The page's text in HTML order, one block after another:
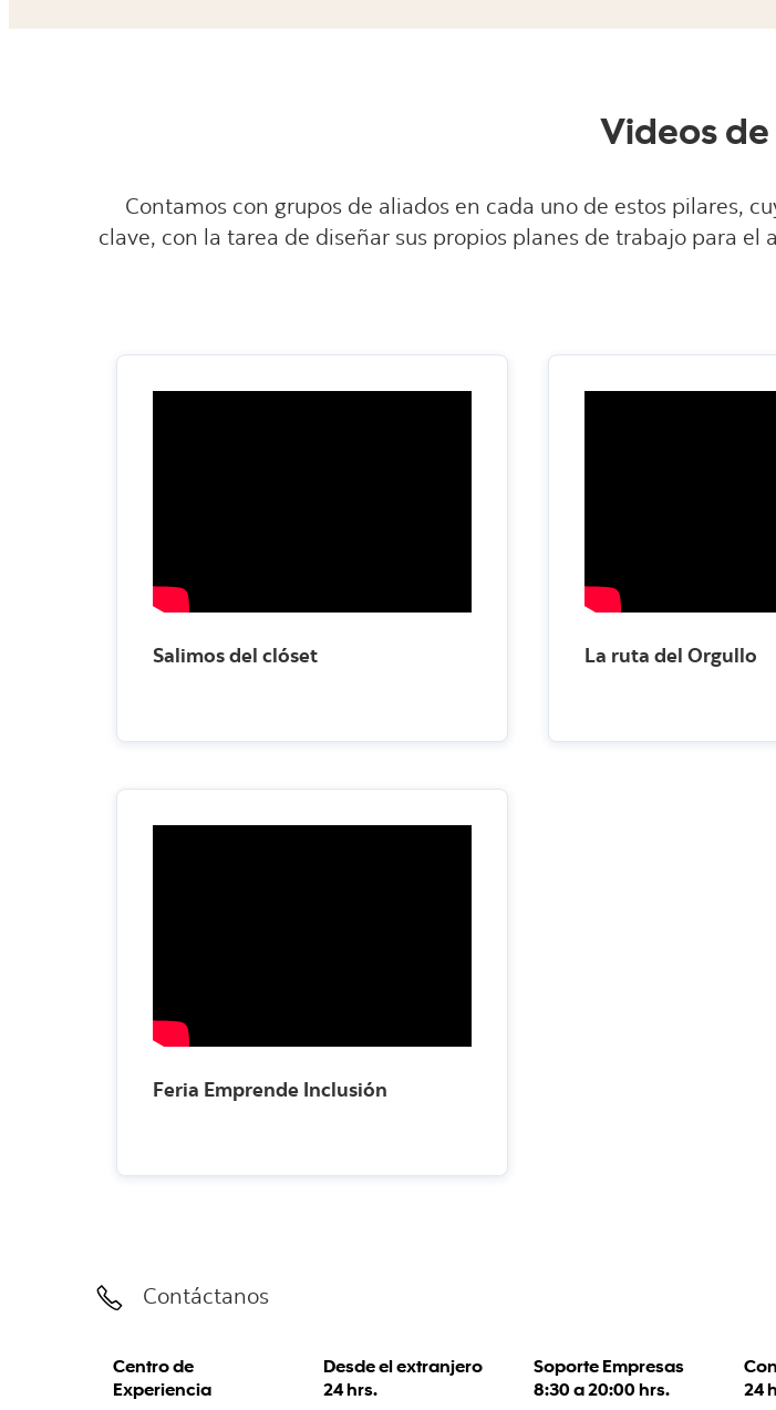
Videos de
Contamos con grupos de aliados en cada uno de estos pilares,
clave, con la tarea de diseñar sus propios planes de trabajo para
Salimos del clóset La ruta del Orgullo
Feria Emprende Inclusión
Contáctanos
Centro de
Experiencia
Desde el extranjero
24 hrs.
Soporte Empresas
8:30 a 20:00 hrs.
24